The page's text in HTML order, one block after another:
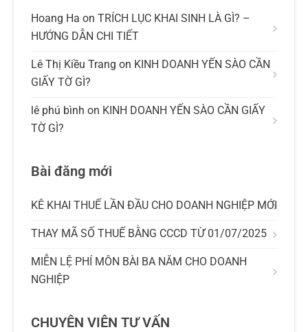
Hoang Ha on TRÍCH LỤC KHAI SINH LÀ GÌ? –
HƯỚNG DẪN CHI TIẾT
Lê Thị Kiều Trang on KINH DOANH YẾN SÀO CẦN
GIẤY TỜ GÌ?
lê phú bình on KINH DOANH YẾN SÀO CẦN GIẤY
TỜ GÌ?
Bài đăng mới
KÊ KHAI THUẾ LẦN ĐẦU CHO DOANH NGHIỆP MỚI
THAY MÃ SỐ THUẾ BẰNG CCCD TỪ 01/07/2025
MIỄN LỆ PHÍ MÔN BÀI BA NĂM CHO DOANH
NGHIỆP
CHUYÊN VIÊN TƯ VẤN